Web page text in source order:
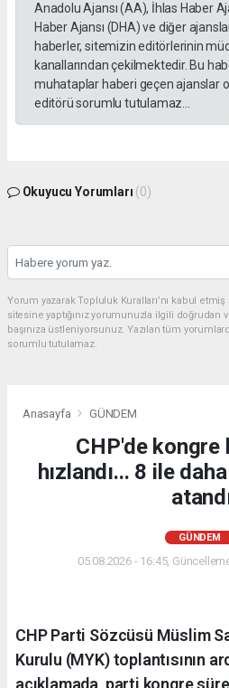
Anadolu Ajansı (AA), İhlas Haber
Haber Ajansı (DHA) ve diğer
haberler, sitemizin editörlerinin
kanallarından çekilmektedir. Bu
muhataplar haberi geçen ajanslar
editörü sorumlu tutulamaz...
Okuyucu Yorumları (0)
Yorum yazarak Topluluk Kuralları’nı kabul
sitesine yaptığınız yorumunuzla ilgili doğrudan
başınıza üstleniyorsunuz. Yazılan tüm
sorumlu tutulamaz.
Anasayfa GÜNDEM
CHP'de kongre
hızlandı... 8 ile
GÜNDEM
05.08.2026 - 16:45,
CHP Parti Sözcüsü Müslim
Kurulu (MYK) toplantısının
açıklamada, parti kongre